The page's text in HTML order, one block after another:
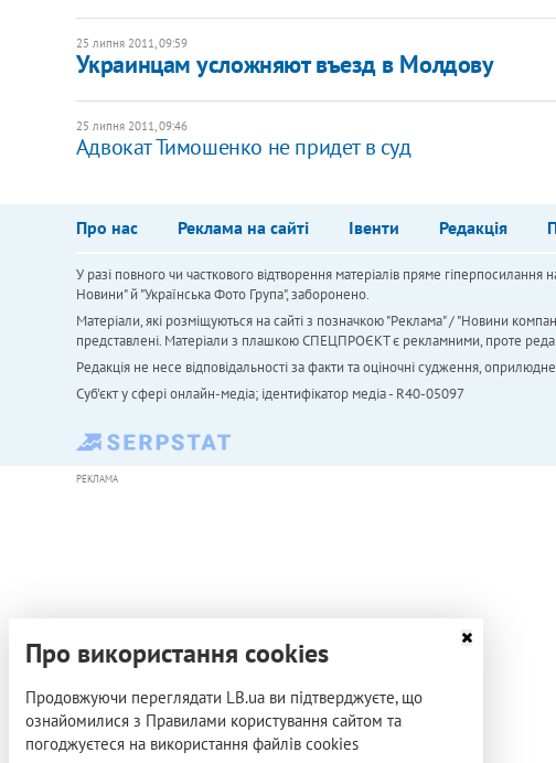
25 липня 2011, 09:59
Украинцам усложняют въезд в Молдову
25 липня 2011, 09:46
Адвокат Тимошенко не придет в суд
Про нас Реклама на сайті Івенти Редакція
У разі повного чи часткового відтворення матеріалів пряме
Новини" й "Українська Фото Група", заборонено.
Матеріали, які розміщуються на сайті з позначкою "Реклама" / "Новини
представлені. Матеріали з плашкою СПЕЦПРОЄКТ є рекламними, проте
Редакція не несе відповідальності за факти та оціночні судження,
Cуб'єкт у сфері онлайн-медіа; ідентифікатор медіа - R40-05097
РЕКЛАМА
Про використання cookies
Продовжуючи переглядати LB.ua ви підтверджуєте, що
ознайомилися з Правилами користування сайтом та
погоджуєтеся на використання файлів cookies